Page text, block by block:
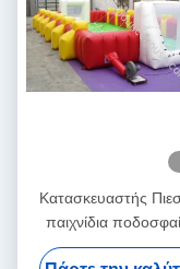
Κατασκευαστής
παιχνίδια
Πιεσμένα